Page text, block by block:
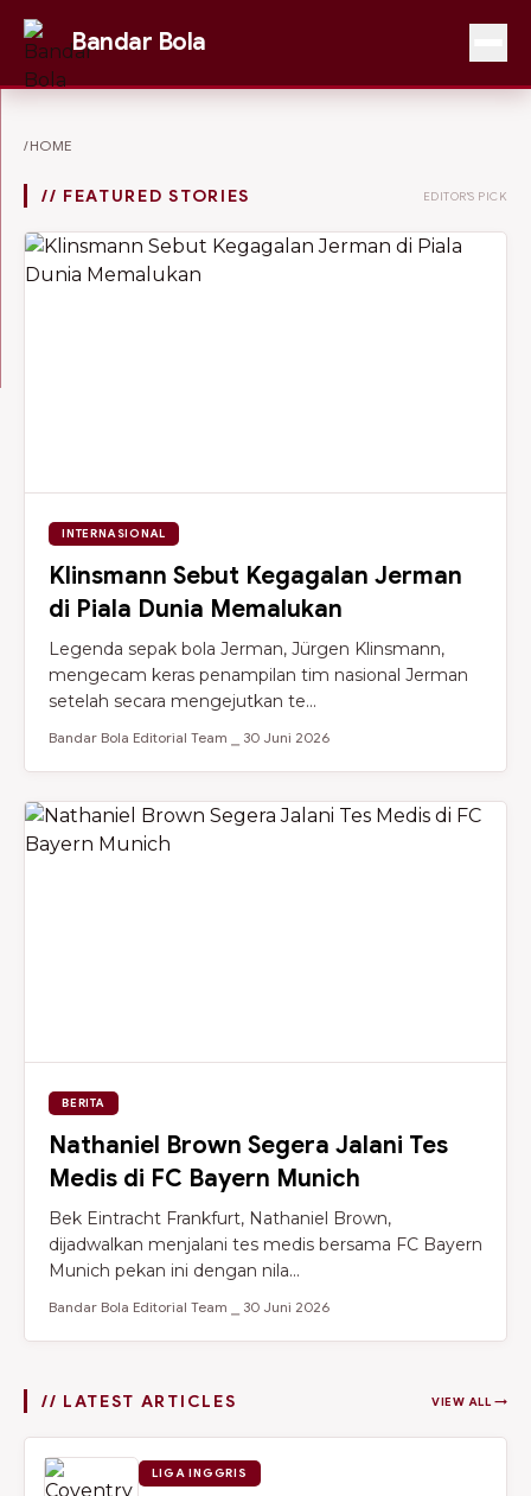
Bandar Bola
/HOME
// FEATURED STORIES EDITOR'S PICK
INTERNASIONAL
Klinsmann Sebut Kegagalan Jerman
di Piala Dunia Memalukan
Legenda sepak bola Jerman, Jürgen Klinsmann,
mengecam keras penampilan tim nasional Jerman
setelah secara mengejutkan te...
Bandar Bola Editorial Team ⎯ 30 Juni 2026
BERITA
Nathaniel Brown Segera Jalani Tes
Medis di FC Bayern Munich
Bek Eintracht Frankfurt, Nathaniel Brown,
dijadwalkan menjalani tes medis bersama FC Bayern
Munich pekan ini dengan nila...
Bandar Bola Editorial Team ⎯ 30 Juni 2026
// LATEST ARTICLES VIEW ALL →
LIGA INGGRIS